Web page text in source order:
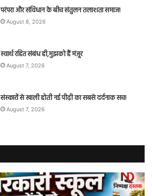
परंपरा और संविधान के बीच संतुलन तलाशता समाज!
August 8, 2026
स्वार्थ रहित संबंध ही,मुझको हैं मंज़ूर
August 7, 2026
संस्कारों से खाली होती नई पीढ़ी का सबसे दर्दनाक सच!
August 7, 2026